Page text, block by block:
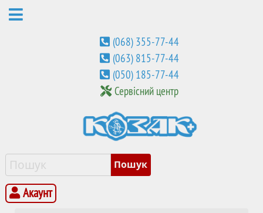
(068) 355-77-44
(063) 815-77-44
(050) 185-77-44
Сервісний центр
Акаунт